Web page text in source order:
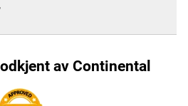
av Continental